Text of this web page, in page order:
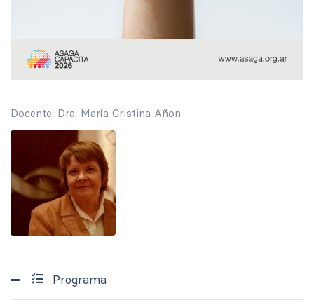
Docente: Dra. María Cristina Añon
Programa